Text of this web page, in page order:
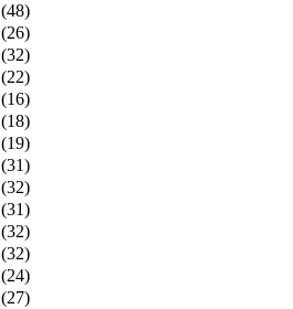
(48)
(26)
(32)
(22)
(16)
(18)
(19)
(31)
(32)
(31)
(32)
(32)
(24)
(27)